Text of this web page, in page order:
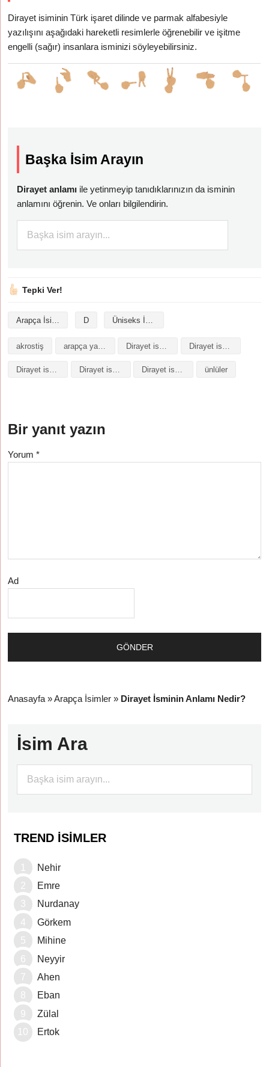
Dirayet isiminin Türk işaret dilinde ve parmak alfabesiyle
yazılışını aşağıdaki hareketli resimlerle öğrenebilir ve işitme
engelli (sağır) insanlara isminizi söyleyebilirsiniz.
Başka İsim Arayın
Dirayet anlamı ile yetinmeyip tanıdıklarınızın da isminin
anlamını öğrenin. Ve onları bilgilendirin.
Tepki Ver!
Arapça İsimler D Üniseks İsimler
akrostiş arapça yazılışı
Dirayet isminin baş harfleriyle şiir Dirayet isminin kökeni Dirayet isminin numerolojisi ünlüler
Bir yanıt yazın
Yorum*
Ad
Anasayfa »Arapça İsimler » Dirayet İsminin Anlamı Nedir?
İsim Ara
TREND İSIMLER
Nehir
Emre
Nurdanay
Görkem
Mihine
Neyyir
Ahen
Eban
Zülal
Ertok